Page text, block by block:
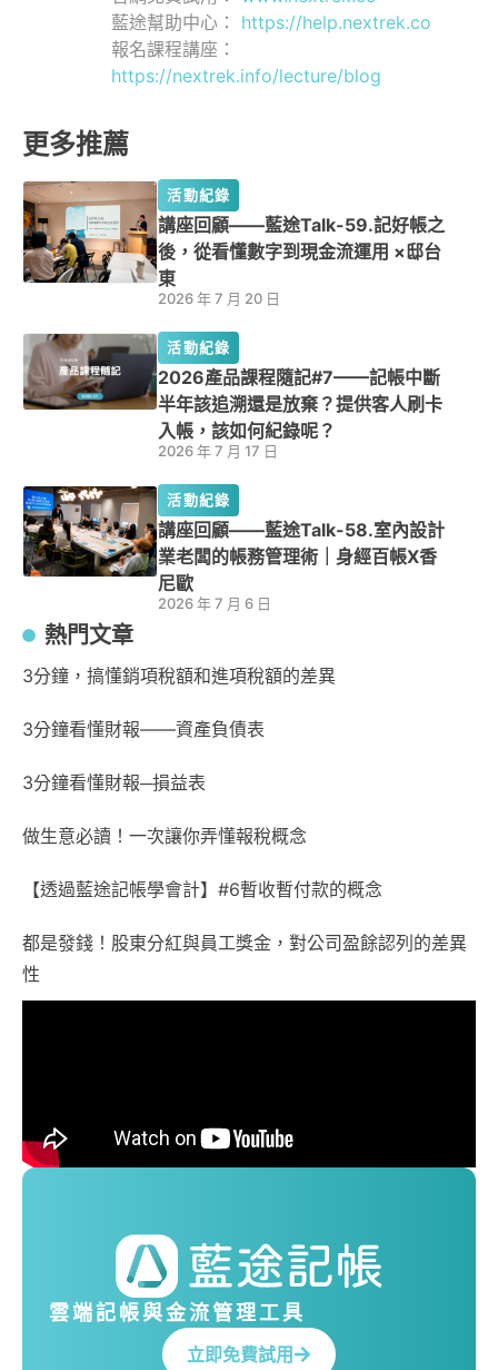
藍途幫助中心： https://help.nextrek.co
報名課程講座：
https://nextrek.info/lecture/blog
更多推薦
活動紀錄
講座回顧——藍途Talk-59.記好帳之
後，從看懂數字到現金流運用 ×邸台
東
2026 年 7 月 20 日
活動紀錄
2026產品課程隨記#7——記帳中斷
半年該追溯還是放棄？提供客人刷卡
入帳，該如何紀錄呢？
2026 年 7 月 17 日
活動紀錄
講座回顧——藍途Talk-58.室內設計
業老闆的帳務管理術｜身經百帳X香
尼歐
2026 年 7 月 6 日
熱門文章
3分鐘，搞懂銷項稅額和進項稅額的差異
3分鐘看懂財報——資產負債表
3分鐘看懂財報─損益表
做生意必讀！一次讓你弄懂報稅概念
【透過藍途記帳學會計】#6暫收暫付款的概念
都是發錢！股東分紅與員工獎金，對公司盈餘認列的差異
性
雲端記帳與金流管理工具
立即免費試用